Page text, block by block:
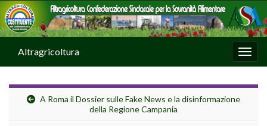
Altragricoltura
A Roma il Dossier sulle Fake News e la disinformazione
della Regione Campania